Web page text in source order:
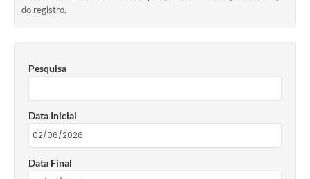
do registro.
Pesquisa
Data Inicial
Data Final